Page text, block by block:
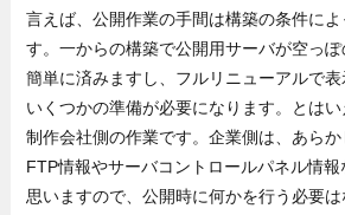
言えば、公開作業の手間は構築の条件によ
す。一からの構築で公開用サーバが空っ
簡単に済みますし、フルリニューアルで
いくつかの準備が必要になります。とは
制作会社側の作業です。企業側は、あら
FTP情報やサーバコントロールパネル情報
思いますので、公開時に何かを行う必要は